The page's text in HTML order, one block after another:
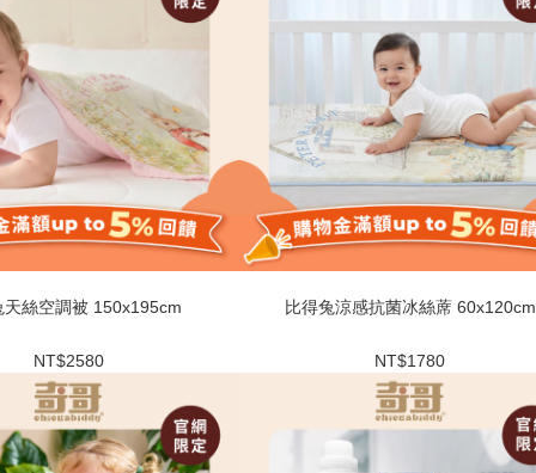
天絲空調被 150x195cm
NT$2580
比得兔涼感抗菌冰絲蓆 60x120cm
NT$1780